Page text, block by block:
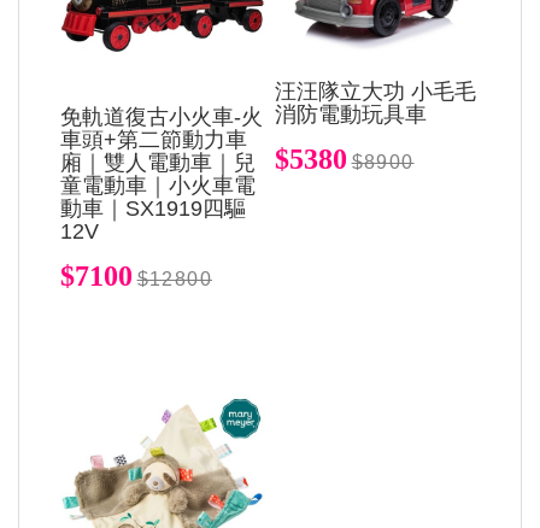
免軌道復古小火車-火
車頭+第二節動力車
廂｜雙人電動車｜兒
童電動車｜小火車電
動車｜SX1919四驅
12V
$7100 $12800
汪汪隊立大功 小毛毛
消防電動玩具車
$5380 $8900